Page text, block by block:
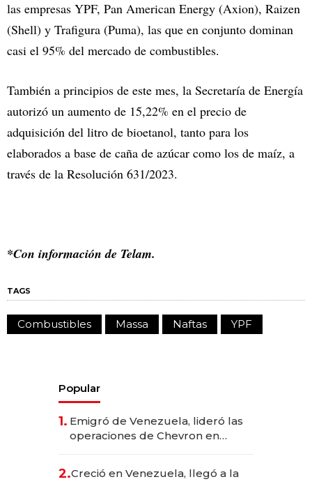
las empresas YPF, Pan American Energy (Axion), Raizen
(Shell) y Trafigura (Puma), las que en conjunto dominan
casi el 95% del mercado de combustibles.
También a principios de este mes, la Secretaría de Energía
autorizó un aumento de 15,22% en el precio de
adquisición del litro de bioetanol, tanto para los
elaborados a base de caña de azúcar como los de maíz, a
través de la Resolución 631/2023.
*Con información de Telam.
TAGS
Combustibles Massa Naftas YPF
Popular
1. Emigró de Venezuela, lideró las
operaciones de Chevron en
2.Creció en Venezuela, llegó a la